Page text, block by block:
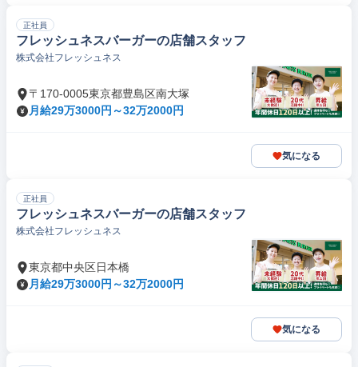
正社員
フレッシュネスバーガーの店舗スタッフ
株式会社フレッシュネス
〒170-0005東京都豊島区南大塚
月給29万3000円～32万2000円
気になる
正社員
フレッシュネスバーガーの店舗スタッフ
株式会社フレッシュネス
東京都中央区日本橋
月給29万3000円～32万2000円
気になる